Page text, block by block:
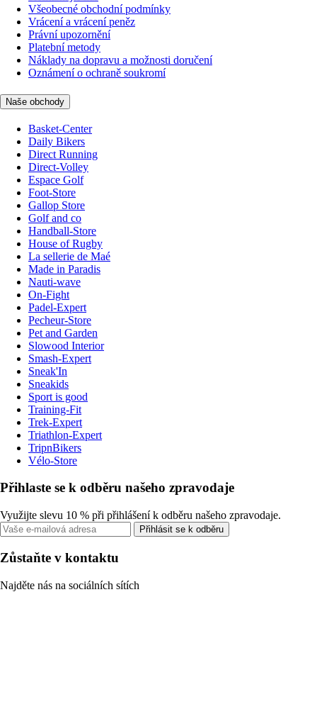
Všeobecné obchodní podmínky
Vrácení a vrácení peněz
Právní upozornění
Platební metody
Náklady na dopravu a možnosti doručení
Oznámení o ochraně soukromí
Naše obchody
Basket-Center
Daily Bikers
Direct Running
Direct-Volley
Espace Golf
Foot-Store
Gallop Store
Golf and co
Handball-Store
House of Rugby
La sellerie de Maé
Made in Paradis
Nauti-wave
On-Fight
Padel-Expert
Pecheur-Store
Pet and Garden
Slowood Interior
Smash-Expert
Sneak'In
Sneakids
Sport is good
Training-Fit
Trek-Expert
Triathlon-Expert
TripnBikers
Vélo-Store
Přihlaste se k odběru našeho zpravodaje
Využijte slevu 10 % při přihlášení k odběru našeho zpravodaje.
Přihlásit se k odběru
Zůstaňte v kontaktu
Najděte nás na sociálních sítích